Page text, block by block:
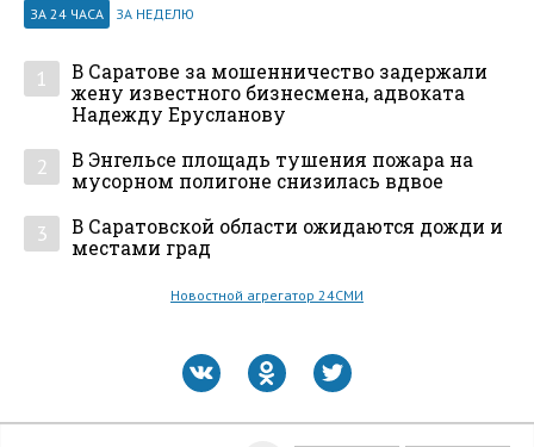
ЗА 24 ЧАСА ЗА НЕДЕЛЮ
1
В Саратове за мошенничество задержали
жену известного бизнесмена, адвоката
Надежду Ерусланову
2
В Энгельсе площадь тушения пожара на
мусорном полигоне снизилась вдвое
3
В Саратовской области ожидаются дожди и
местами град
Новостной агрегатор 24СМИ